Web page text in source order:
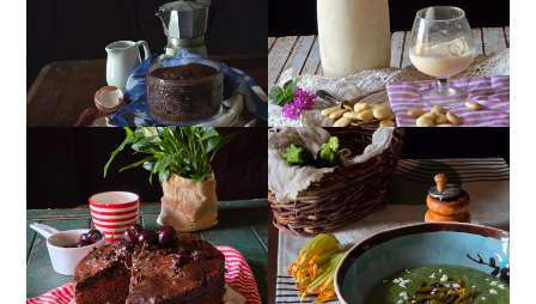
CIOCCOLATO
MANDORLITO
TORTA DOPPIO
CIOCCOLATO E
CILIEGIE
CREMA ESTIVA DI
ZUCCHINE CON FIORI E
FETA